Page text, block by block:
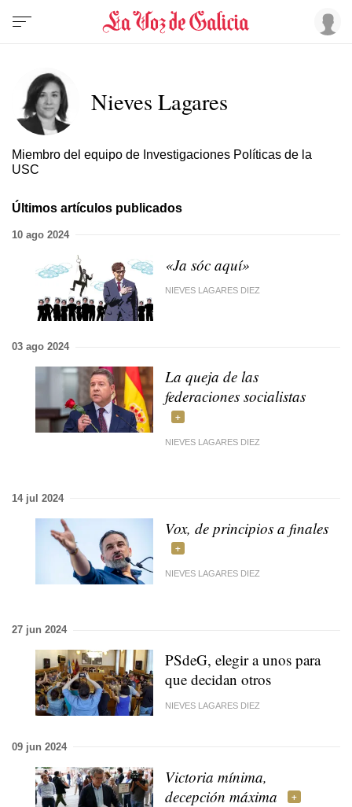
Nieves Lagares
Miembro del equipo de Investigaciones Políticas de la
USC
Últimos artículos publicados
10 ago 2024
«Ja sóc aquí»
NIEVES LAGARES DIEZ
03 ago 2024
La queja de las
federaciones socialistas
NIEVES LAGARES DIEZ
14 jul 2024
Vox, de principios a finales
NIEVES LAGARES DIEZ
27 jun 2024
PSdeG, elegir a unos para
que decidan otros
NIEVES LAGARES DIEZ
09 jun 2024
Victoria mínima,
decepción máxima